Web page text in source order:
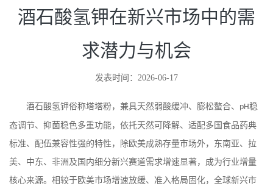
酒石酸氢钾在新兴市场中的需
求潜力与机会
发表时间：2026-06-17
酒石酸氢钾俗称塔塔粉，兼具天然弱酸缓冲、膨松螯合、 pH稳
态调节、抑菌稳色多重功能，依托天然可降解、适配多国食品药典
标准、配伍兼容性强的特性，除欧美成熟存量市场外，东南亚、拉
美、中东、非洲及国内细分新兴赛道需求增速显著，成为行业增量
核心来源。相较于欧美市场增速放缓、准入格局固化，全球新兴市